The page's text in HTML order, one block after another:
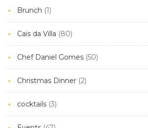
Brunch (1)
Cais da Villa (80)
Chef Daniel Gomes (50)
Christmas Dinner (2)
cocktails (3)